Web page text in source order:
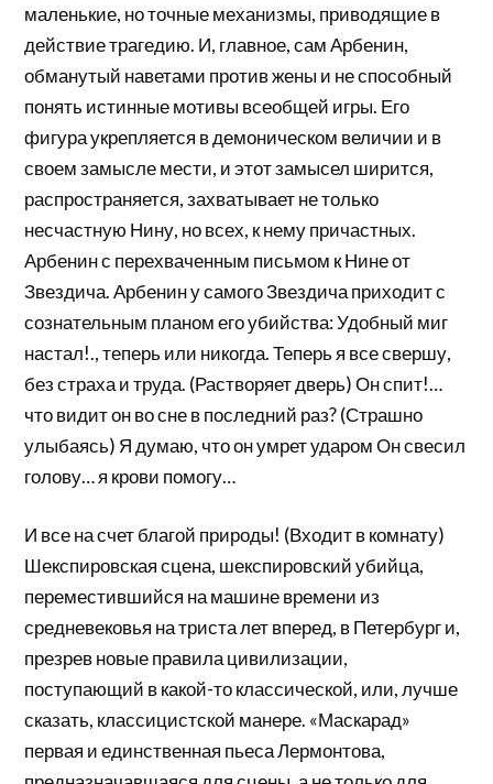
маленькие, но точные механизмы, приводящие в
действие трагедию. И, главное, сам Арбенин,
обманутый наветами против жены и не способный
понять истинные мотивы всеобщей игры. Его
фигура укрепляется в демоническом величии и в
своем замысле мести, и этот замысел ширится,
распространяется, захватывает не только
несчастную Нину, но всех, к нему причастных.
Арбенин с перехваченным письмом к Нине от
Звездича. Арбенин у самого Звездича приходит с
сознательным планом его убийства: Удобный миг
настал!., теперь или никогда. Теперь я все свершу,
без страха и труда. (Растворяет дверь) Он спит!…
что видит он во сне в последний раз? (Страшно
улыбаясь) Я думаю, что он умрет ударом Он свесил
голову… я крови помогу…
И все на счет благой природы! (Входит в комнату)
Шекспировская сцена, шекспировский убийца,
переместившийся на машине времени из
средневековья на триста лет вперед, в Петербург и,
презрев новые правила цивилизации,
поступающий в какой-то классической, или, лучше
сказать, классицистской манере. «Маскарад»
первая и единственная пьеса Лермонтова,